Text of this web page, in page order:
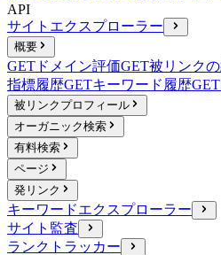
API
サイトエクスプローラー
概要
GET ドメイン評価GET被リンク
指標履歴GETキーワード履歴GET
被リンクプロフィール
オーガニック検索
有料検索
ページ
発リンク
キーワードエクスプローラー
サイト監査
ランクトラッカー